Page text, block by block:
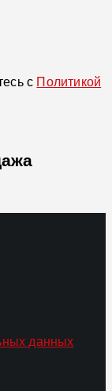
с Политикой
данных